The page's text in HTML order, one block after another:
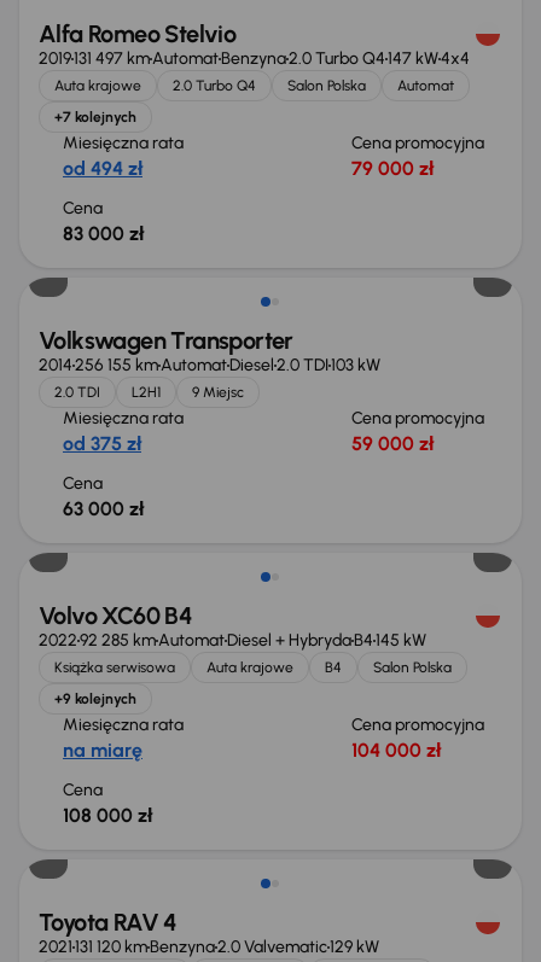
Alfa Romeo Stelvio
2019131 497 kmAutomatBenzyna2.0 Turbo Q4147 kW4x4
Auta krajowe 2.0 Turbo Q4 Salon Polska
Automat
+7 kolejnych
Miesięczna rata
od 494 zł
Cena promocyjna
79 000 zł
Cena
83 000 zł
Volkswagen Transporter
2014256 155 kmAutomatDiesel2.0 TDI103 kW
2.0 TDI L2H1 9 Miejsc
Miesięczna rata
od 375 zł
Cena promocyjna
59 000 zł
Cena
63 000 zł
Możliwość odliczenia VAT
Volvo XC60 B4
202292 285 kmAutomatDiesel + HybrydaB4145 kW
Książka serwisowa Auta krajowe B4
Salon Polska
+9 kolejnych
Miesięczna rata
na miarę
Cena promocyjna
104 000 zł
Cena
108 000 zł
Toyota RAV 4
2021131 120 kmBenzyna2.0 Valvematic129 kW